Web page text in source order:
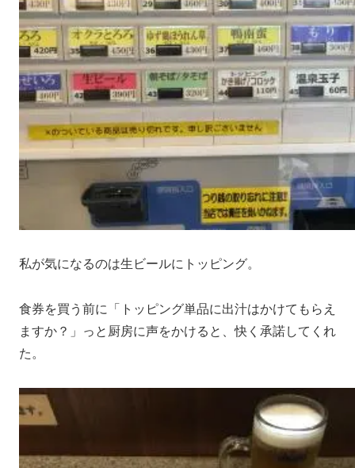
私が気になるのは生ビールにトッピング。
食券を買う前に「トッピング単品に出汁はかけてもらえ
ますか？」っと厨房に声をかけると、快く承諾してくれ
た。